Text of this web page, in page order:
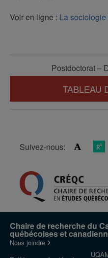
Voir en ligne : La
Postdoctorat –
TABLEAU
Suivez-nous:
Chaire de recherche du
québécoises et
Nous joindre